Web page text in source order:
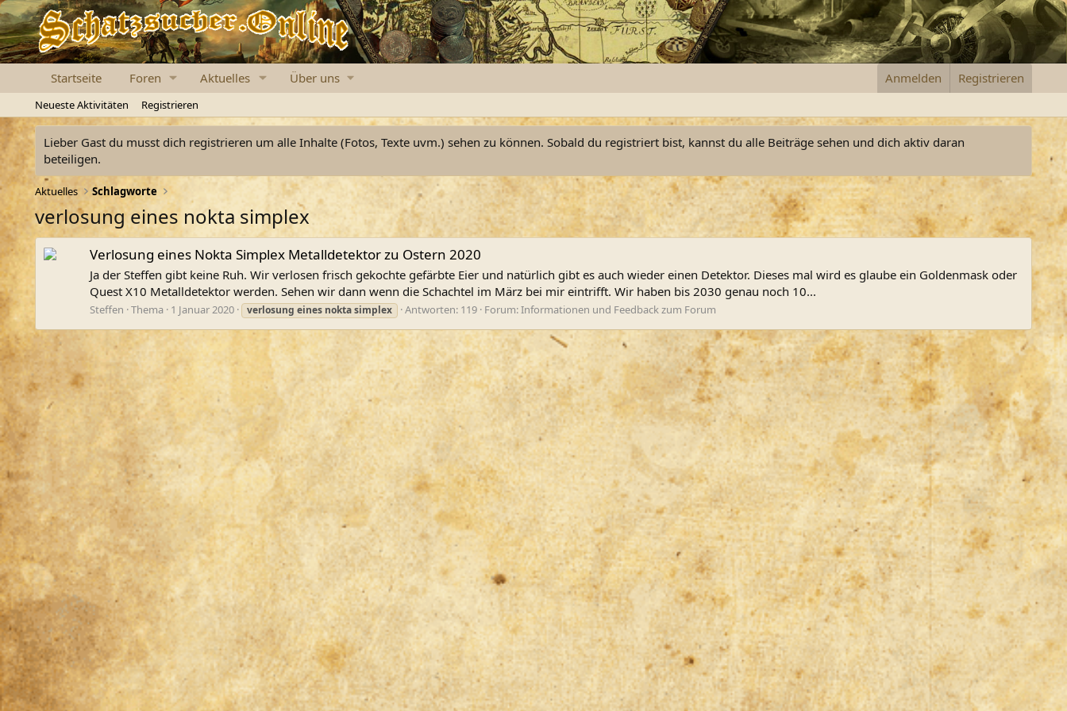
Startseite Foren Aktuelles Über uns Anmelden Registrieren
Neueste Aktivitäten Registrieren
Lieber Gast du musst dich registrieren um alle Inhalte (Fotos, Texte uvm.) sehen zu können. Sobald du registriert bist, kannst du alle Beiträge sehen und dich aktiv daran
beteiligen.
Aktuelles Schlagworte
verlosung eines nokta simplex
Verlosung eines Nokta Simplex Metalldetektor zu Ostern 2020
Ja der Steffen gibt keine Ruh. Wir verlosen frisch gekochte gefärbte Eier und natürlich gibt es auch wieder einen Detektor. Dieses mal wird es glaube ein Goldenmask oder
Quest X10 Metalldetektor werden. Sehen wir dann wenn die Schachtel im März bei mir eintrifft. Wir haben bis 2030 genau noch 10...
Steffen Thema 1 Januar 2020 verlosung eines nokta simplex Antworten: 119 Forum:Informationen und Feedback zum Forum